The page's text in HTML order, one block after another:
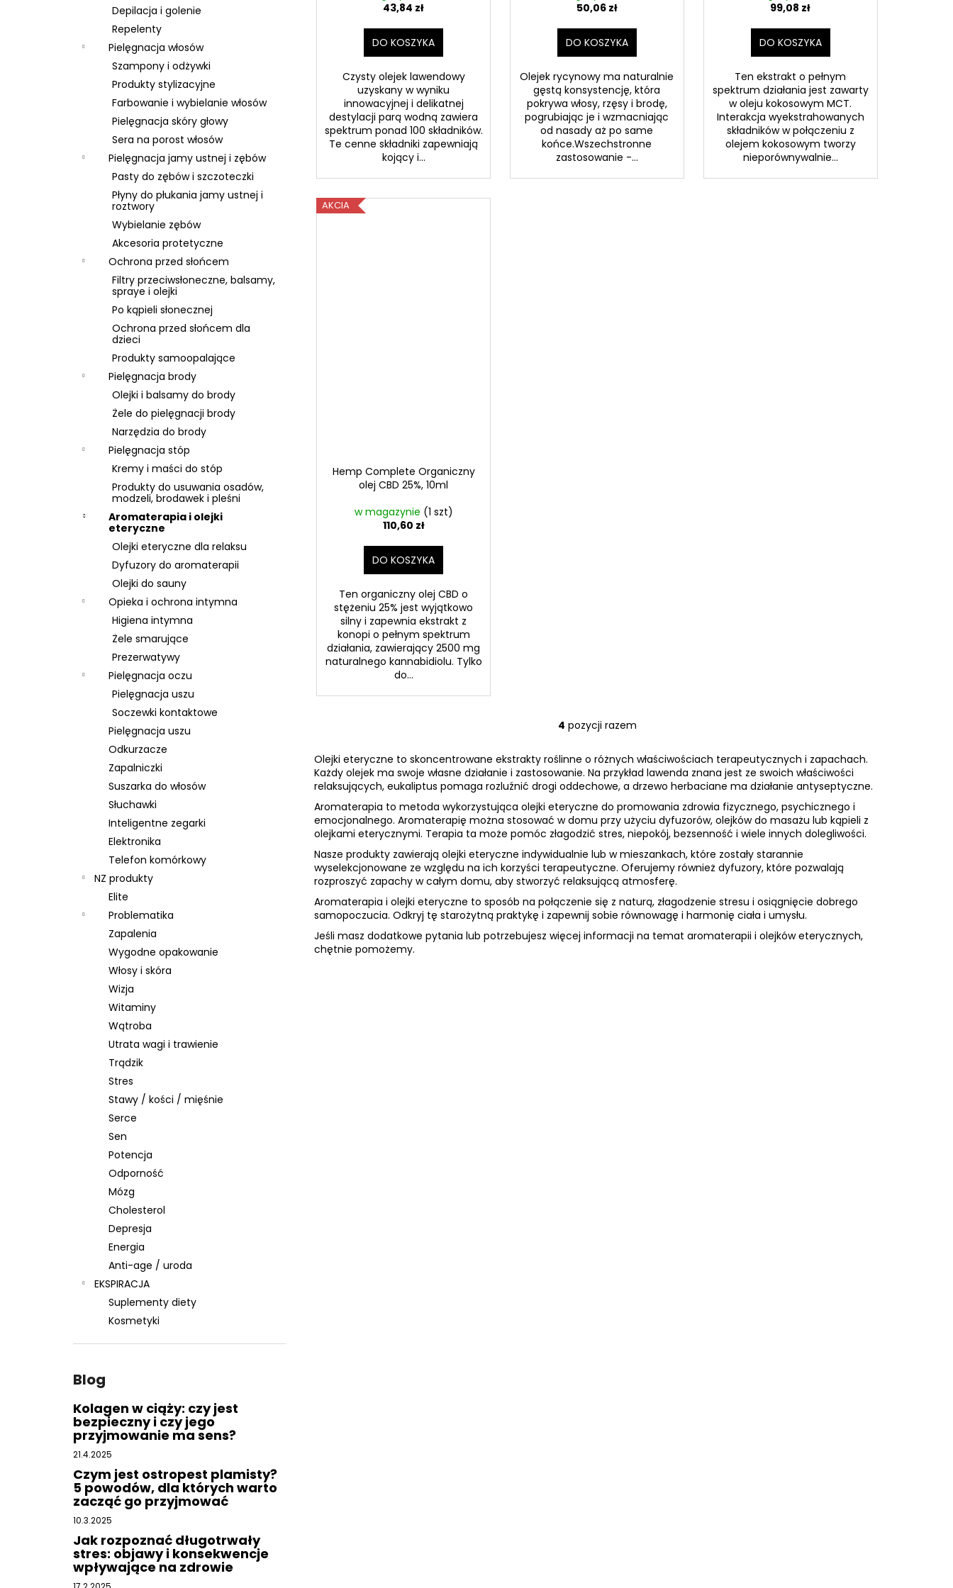
Depilacja i golenie
Repelenty
Pielęgnacja włosów
Szampony i odżywki
Produkty stylizacyjne
Farbowanie i wybielanie włosów
Pielęgnacja skóry głowy
Sera na porost włosów
Pielęgnacja jamy ustnej i zębów
Pasty do zębów i szczoteczki
Płyny do płukania jamy ustnej i
roztwory
Wybielanie zębów
Akcesoria protetyczne
Ochrona przed słońcem
Filtry przeciwsłoneczne, balsamy,
spraye i olejki
Po kąpieli słonecznej
Ochrona przed słońcem dla
dzieci
Produkty samoopalające
Pielęgnacja brody
Olejki i balsamy do brody
Żele do pielęgnacji brody
Narzędzia do brody
Pielęgnacja stóp
Kremy i maści do stóp
Produkty do usuwania osadów,
modzeli, brodawek i pleśni
Aromaterapia i olejki
eteryczne
Olejki eteryczne dla relaksu
Dyfuzory do aromaterapii
Olejki do sauny
Opieka i ochrona intymna
Higiena intymna
Żele smarujące
Prezerwatywy
Pielęgnacja oczu
Pielęgnacja uszu
Soczewki kontaktowe
Pielęgnacja uszu
Odkurzacze
Zapalniczki
Suszarka do włosów
Słuchawki
Inteligentne zegarki
Elektronika
Telefon komórkowy
NZ produkty
Elite
Problematika
Zapalenia
Wygodne opakowanie
Włosy i skóra
Wizja
Witaminy
Wątroba
Utrata wagi i trawienie
Trądzik
Stres
Stawy / kości / mięśnie
Serce
Sen
Potencja
Odporność
Mózg
Cholesterol
Depresja
Energia
Anti-age / uroda
EKSPIRACJA
Suplementy diety
Kosmetyki
Blog
Kolagen w ciąży: czy jest
bezpieczny i czy jego
przyjmowanie ma sens?
21.4.2025
Czym jest ostropest plamisty?
5 powodów, dla których warto
zacząć go przyjmować
10.3.2025
Jak rozpoznać długotrwały
stres: objawy i konsekwencje
wpływające na zdrowie
43,84 zł
DO KOSZYKA
Czysty olejek lawendowy
uzyskany w wyniku
innowacyjnej i delikatnej
destylacji parą wodną zawiera
spektrum ponad 100 składników.
Te cenne składniki zapewniają
kojący i...
50,06 zł
DO KOSZYKA
Olejek rycynowy ma naturalnie
gęstą konsystencję, która
pokrywa włosy, rzęsy i brodę,
pogrubiając je i wzmacniając
od nasady aż po same
końce.Wszechstronne
zastosowanie -...
99,08 zł
DO KOSZYKA
Ten ekstrakt o pełnym
spektrum działania jest zawarty
w oleju kokosowym MCT.
Interakcja wyekstrahowanych
składników w połączeniu z
olejem kokosowym tworzy
nieporównywalnie...
AKCIA
Hemp Complete Organiczny
olej CBD 25%, 10ml
w magazynie (1 szt)
110,60 zł
DO KOSZYKA
Ten organiczny olej CBD o
stężeniu 25% jest wyjątkowo
silny i zapewnia ekstrakt z
konopi o pełnym spektrum
działania, zawierający 2500 mg
naturalnego kannabidiolu. Tylko
do...
K
n
t
r
o
l
k
i
l
i
s
t
y
4 pozycji razem
Olejki eteryczne to skoncentrowane ekstrakty roślinne o różnych właściwościach terapeutycznych i zapachach.
Każdy olejek ma swoje własne działanie i zastosowanie. Na przykład lawenda znana jest ze swoich właściwości
relaksujących, eukaliptus pomaga rozluźnić drogi oddechowe, a drzewo herbaciane ma działanie antyseptyczne.
Aromaterapia to metoda wykorzystująca olejki eteryczne do promowania zdrowia fizycznego, psychicznego i
emocjonalnego. Aromaterapię można stosować w domu przy użyciu dyfuzorów, olejków do masażu lub kąpieli z
olejkami eterycznymi. Terapia ta może pomóc złagodzić stres, niepokój, bezsenność i wiele innych dolegliwości.
Nasze produkty zawierają olejki eteryczne indywidualnie lub w mieszankach, które zostały starannie
wyselekcjonowane ze względu na ich korzyści terapeutyczne. Oferujemy również dyfuzory, które pozwalają
rozproszyć zapachy w całym domu, aby stworzyć relaksującą atmosferę.
Aromaterapia i olejki eteryczne to sposób na połączenie się z naturą, złagodzenie stresu i osiągnięcie dobrego
samopoczucia. Odkryj tę starożytną praktykę i zapewnij sobie równowagę i harmonię ciała i umysłu.
Jeśli masz dodatkowe pytania lub potrzebujesz więcej informacji na temat aromaterapii i olejków eterycznych,
chętnie pomożemy.